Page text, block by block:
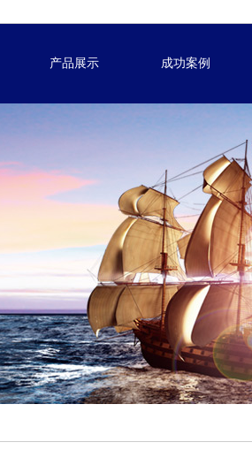
产品展示 成功案例